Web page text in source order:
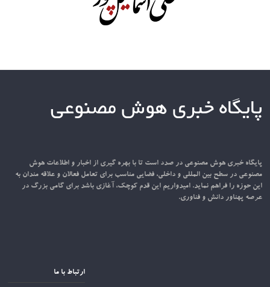
پایگاه خبری هوش مصنوعی
پایگاه خبری هوش مصنوعی در صدد است تا با بهره گیری از اخبار و اطلاعات هوش
مصنوعی در سطح بین المللی و داخلی، فضایی مناسب برای تعامل فعالان و علاقه مندان به
این حوزه را فراهم نماید. امیدواریم این قدم کوچک، آغازی باشد برای گامی بزرگ در
عرصه پهناور دانش و فناوری.
ارتباط با ما